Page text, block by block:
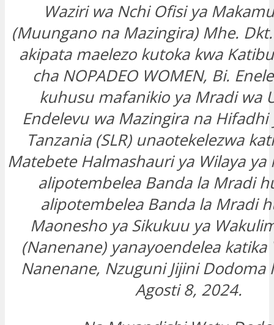
Waziri wa Nchi Ofisi ya
(Muungano na Mazingira) Mhe.
akipata maelezo kutoka kwa
cha NOPADEO WOMEN, Bi.
kuhusu mafanikio ya Mradi wa
Endelevu wa Mazingira na Hifadhi
Tanzania (SLR) unaotekelezwa
Matebete Halmashauri ya Wilaya ya
alipotembelea Banda la Mradi
alipotembelea Banda la Mradi
Maonesho ya Sikukuu ya
(Nanenane) yanayoendelea katika
Nanenane, Nzuguni Jijini Dodoma
Agosti 8, 2024.